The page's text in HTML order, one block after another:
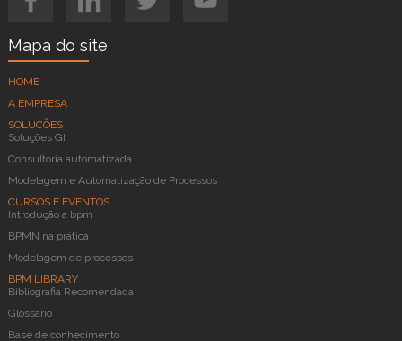
Mapa do site
HOME
A EMPRESA
SOLUCÕES
Soluções GI
Consultoria automatizada
Modelagem e Automatização de Processos
CURSOS E EVENTOS
Introdução a bpm
BPMN na prática
Modelagem de processos
BPM LIBRARY
Bibliografia Recomendada
Glossário
Base de conhecimento